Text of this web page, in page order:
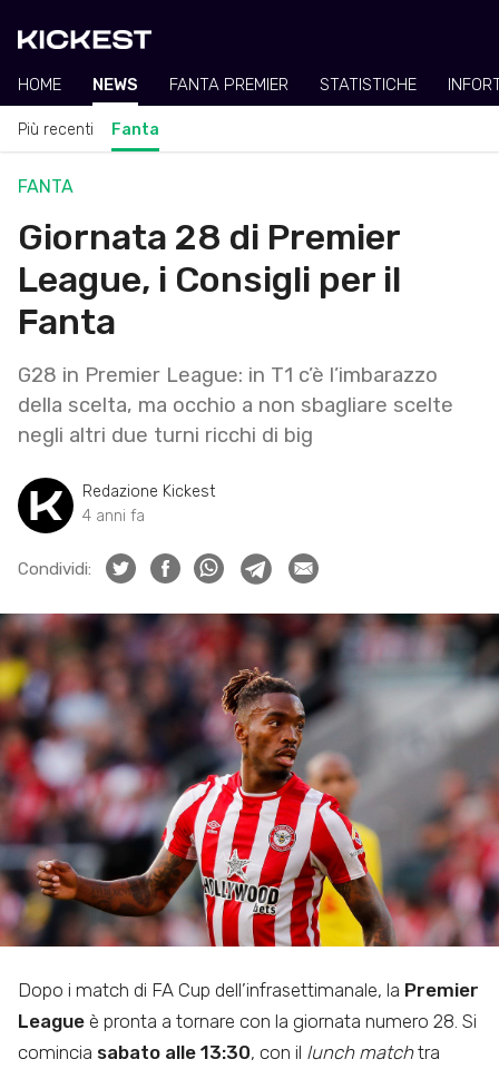
HOME NEWS FANTA PREMIER STATISTICHE
Più recenti Fanta
FANTA
Giornata 28 di Premier
League, i Consigli per il
Fanta
G28 in Premier League: in T1 c’è l’imbarazzo
della scelta, ma occhio a non sbagliare scelte
negli altri due turni ricchi di big
Redazione Kickest
4 anni fa
Condividi:
Dopo i match di FA Cup dell’infrasettimanale, la Premier
League è pronta a tornare con la giornata numero 28. Si
comincia sabato alle 13:30, con il lunch matchtra